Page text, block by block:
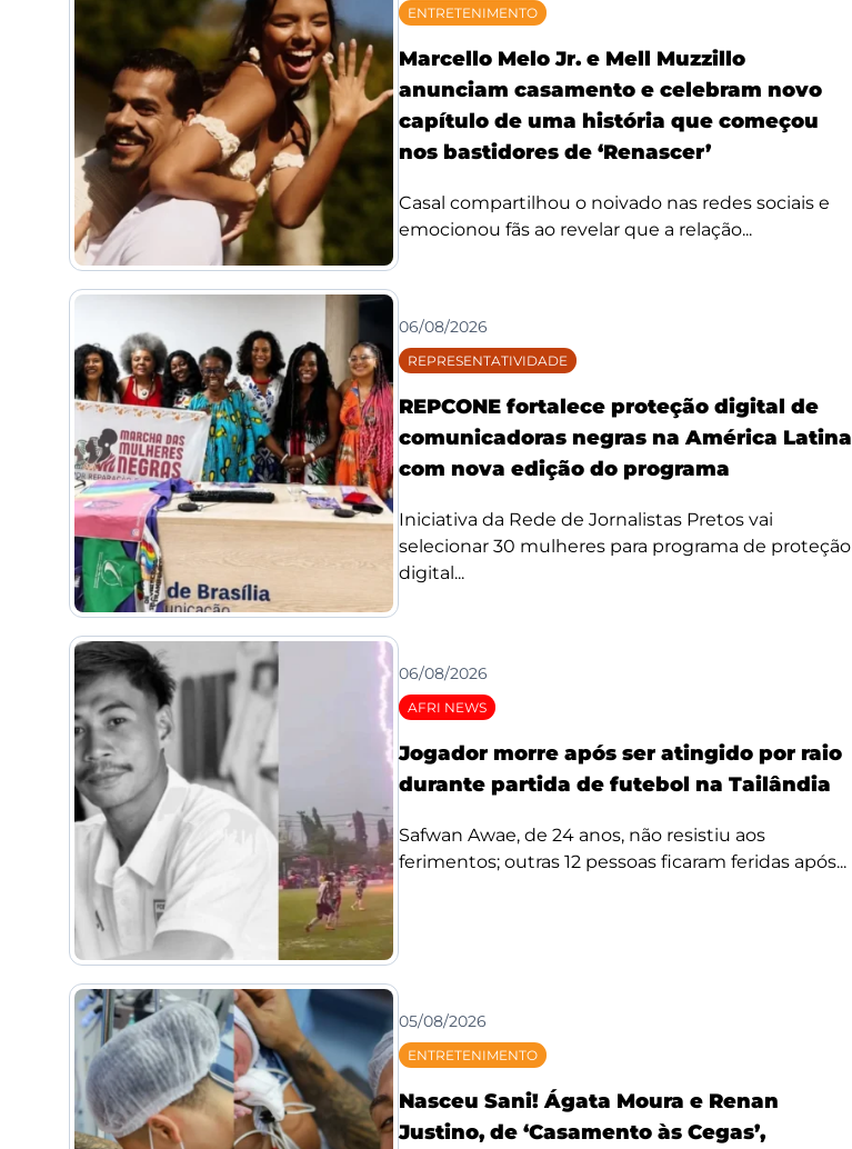
ENTRETENIMENTO
Marcello Melo Jr. e Mell Muzzillo
anunciam casamento e celebram novo
capítulo de uma história que começou
nos bastidores de ‘Renascer’
Casal compartilhou o noivado nas redes sociais e
emocionou fãs ao revelar que a relação...
06/08/2026
REPRESENTATIVIDADE
REPCONE fortalece proteção digital de
comunicadoras negras na América Latina
com nova edição do programa
Iniciativa da Rede de Jornalistas Pretos vai
selecionar 30 mulheres para programa de proteção
digital...
06/08/2026
AFRI NEWS
Jogador morre após ser atingido por raio
durante partida de futebol na Tailândia
Safwan Awae, de 24 anos, não resistiu aos
ferimentos; outras 12 pessoas ficaram feridas após...
05/08/2026
ENTRETENIMENTO
Nasceu Sani! Ágata Moura e Renan
Justino, de ‘Casamento às Cegas’,